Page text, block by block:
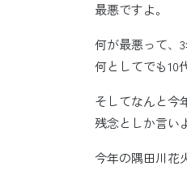
最悪ですよ。
何が最悪って、
何としてでも10
そしてなんと今
残念としか言い
今年の隅田川花